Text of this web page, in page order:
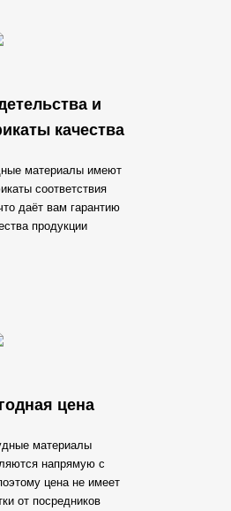
и
качества
материалы имеют
соответствия
даёт вам гарантию
продукции
цена
материалы
напрямую с
цена не имеет
от посредников